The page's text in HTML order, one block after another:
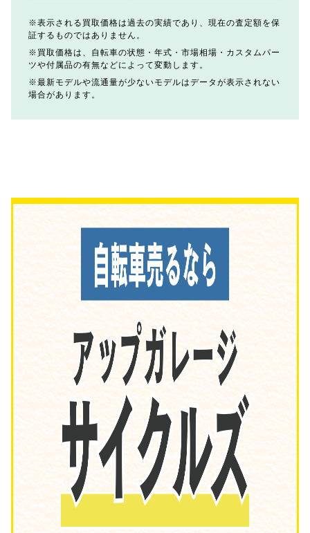
表示される買取価格は過去の実績であり、現在の査定額を保
証するものではありません。
買取価格は、自転車の状態・年式・市場相場・カスタムパー
ツや付属品の有無などによって変動します。
最新モデルや流通量が少ないモデルはデータが表示されない
場合があります。